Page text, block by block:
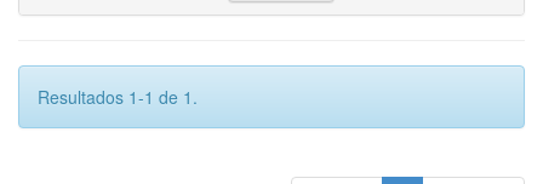
Resultados 1-1 de 1.